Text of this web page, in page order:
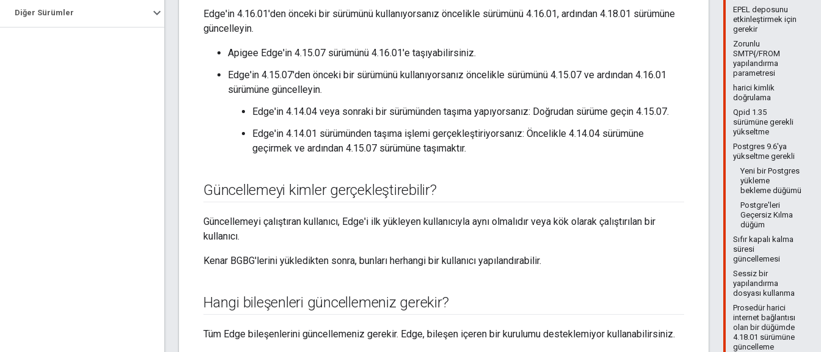
Diğer Sürümler
EPEL deposunu
etkinleştirmek için
gerekir
Zorunlu
SMTP{/FROM
yapılandırma
parametresi
harici kimlik
doğrulama
Qpid 1.35
sürümüne gerekli
yükseltme
Postgres 9.6'ya
yükseltme gerekli
Yeni bir Postgres
yükleme
bekleme düğümü
Postgre'leri
Geçersiz Kılma
düğüm
Sıfır kapalı kalma
süresi
güncellemesi
Sessiz bir
yapılandırma
dosyası kullanma
Prosedür harici
internet bağlantısı
olan bir düğümde
4.18.01 sürümüne
güncelleme
Edge'in 4.16.01'den önceki bir sürümünü kullanıyorsanız öncelikle sürümünü 4.16.01, ardından 4.18.01 sürümüne
güncelleyin.
Apigee Edge'in 4.15.07 sürümünü 4.16.01'e taşıyabilirsiniz.
Edge'in 4.15.07'den önceki bir sürümünü kullanıyorsanız öncelikle sürümünü 4.15.07 ve ardından 4.16.01
sürümüne güncelleyin.
Edge'in 4.14.04 veya sonraki bir sürümünden taşıma yapıyorsanız: Doğrudan sürüme geçin 4.15.07.
Edge'in 4.14.01 sürümünden taşıma işlemi gerçekleştiriyorsanız: Öncelikle 4.14.04 sürümüne
geçirmek ve ardından 4.15.07 sürümüne taşımaktır.
Güncellemeyi kimler gerçekleştirebilir?
Güncellemeyi çalıştıran kullanıcı, Edge'i ilk yükleyen kullanıcıyla aynı olmalıdır veya kök olarak çalıştırılan bir
kullanıcı.
Kenar BGBG'lerini yükledikten sonra, bunları herhangi bir kullanıcı yapılandırabilir.
Hangi bileşenleri güncellemeniz gerekir?
Tüm Edge bileşenlerini güncellemeniz gerekir. Edge, bileşen içeren bir kurulumu desteklemiyor kullanabilirsiniz.